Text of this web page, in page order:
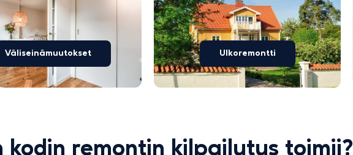
Väliseinämuutokset Ulkoremontti
kodin remontin kilpailutus toimii?